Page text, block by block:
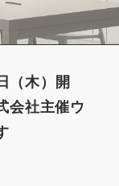
（木）開
会社主催ウ